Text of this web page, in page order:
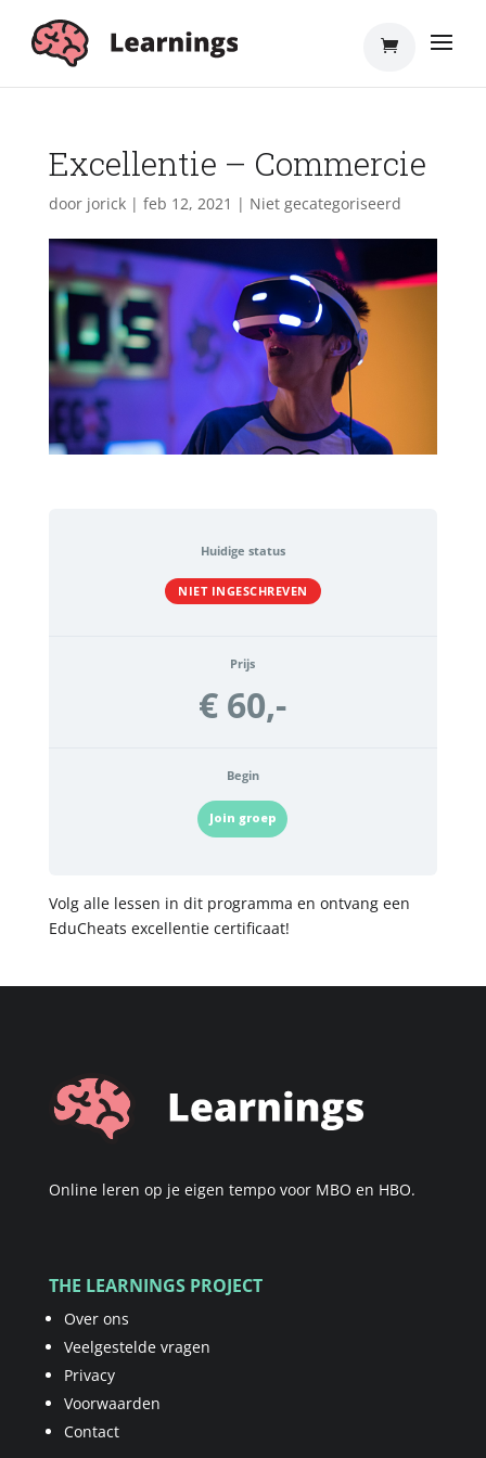
Excellentie – Commercie
door jorick| feb 12, 2021 | Niet gecategoriseerd
Huidige status
NIET INGESCHREVEN
Prijs
€ 60,-
Begin
Join groep
Volg alle lessen in dit programma en ontvang een
EduCheats excellentie certificaat!
Online leren op je eigen tempo voor MBO en HBO.
THE LEARNINGS PROJECT
Over ons
Veelgestelde vragen
Privacy
Voorwaarden
Contact